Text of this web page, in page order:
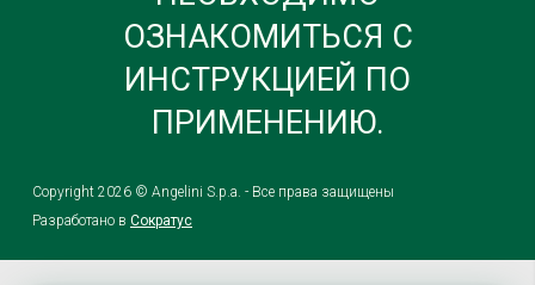
ОЗНАКОМИТЬСЯ С
ИНСТРУКЦИЕЙ ПО
ПРИМЕНЕНИЮ.
Разработано в Сократус
Copyright 2026 © Angelini S.p.a. - Все права защищены